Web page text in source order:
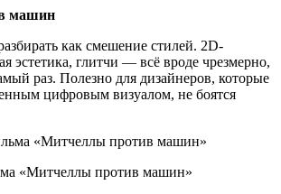
машин
как смешение стилей. 2D-
эстетика, глитчи — всё вроде чрезмерно,
раз. Полезно для дизайнеров, которые
цифровым визуалом, не боятся
«Митчеллы против машин»